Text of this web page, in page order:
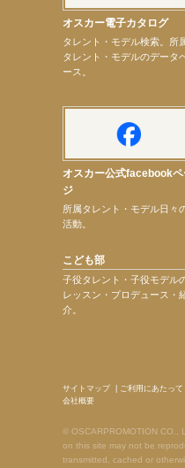
【本田紗来】「Ray」9月号発売中！
【宇垣美里】「マンガ【推しの子】展‐星のキ
オスカー電子カタログ
タレント・モデル検索。所
タレント・モデルのデータ
ース。
オスカー公式facebookペ
ジ
所属タレント・モデル日々
活動。
こども部
子役タレント・子役モデル
レッスン・プロデュース・
介。
サイトマップ| ご利用にあたって
会社概要
© OSCARPROMOTION CO.,
on this site may not be
transmitted, cached or